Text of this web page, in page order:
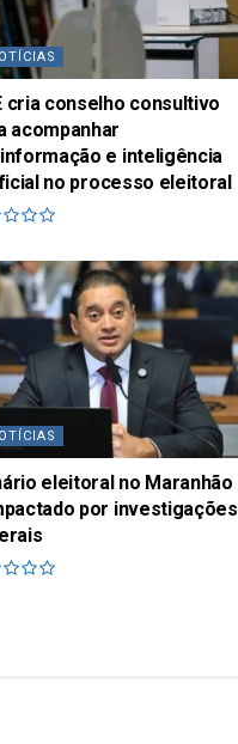
cria conselho consultivo
acompanhar
e inteligência
no processo eleitoral
eleitoral no Maranhão
por investigações